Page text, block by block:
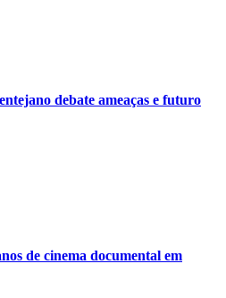
debate ameaças e futuro
de cinema documental em